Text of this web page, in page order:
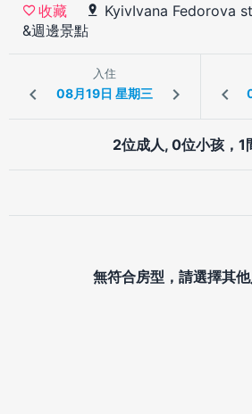
收藏 KyivIvana Fedorova
&週邊景點
入住
2位成人, 0位小孩，1
無符合房型，請選擇其他